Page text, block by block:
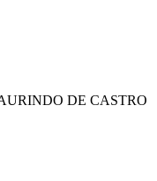
DE CASTRO